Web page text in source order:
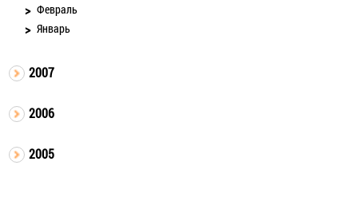
Февраль
Январь
2007
2006
2005